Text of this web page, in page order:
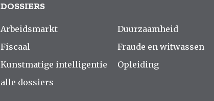
DOSSIERS
Arbeidsmarkt
Fiscaal
Kunstmatige intelligentie
alle dossiers
Duurzaamheid
Fraude en witwassen
Opleiding